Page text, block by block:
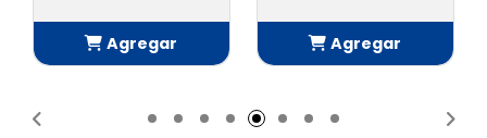
Agregar
Agregar